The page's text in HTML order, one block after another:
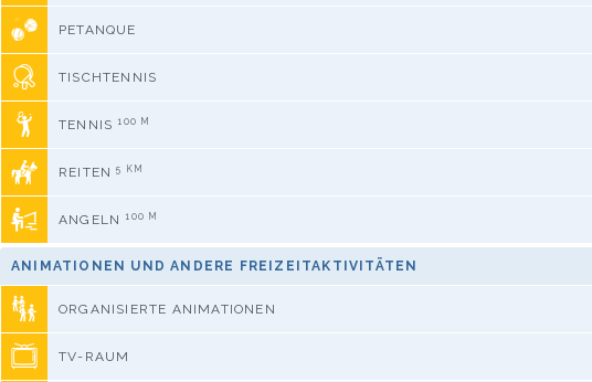
PETANQUE
TISCHTENNIS
TENNIS 100 M
REITEN5 KM
ANGELN 100 M
ANIMATIONEN UND ANDERE FREIZEITAKTIVITÄTEN
ORGANISIERTE ANIMATIONEN
TV-RAUM